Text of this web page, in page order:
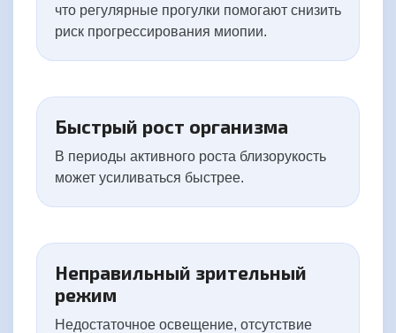
что регулярные прогулки помогают снизить
риск прогрессирования миопии.
Быстрый рост организма
В периоды активного роста близорукость
может усиливаться быстрее.
Неправильный зрительный
режим
Недостаточное освещение, отсутствие